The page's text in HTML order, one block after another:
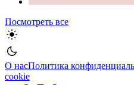
Посмотреть все
О насПолитика
cookie